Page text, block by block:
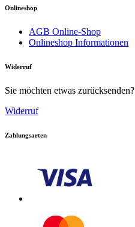
Onlineshop
AGB Online-Shop
Onlineshop Informationen
Widerruf
Sie möchten etwas zurücksenden?
Widerruf
Zahlungsarten